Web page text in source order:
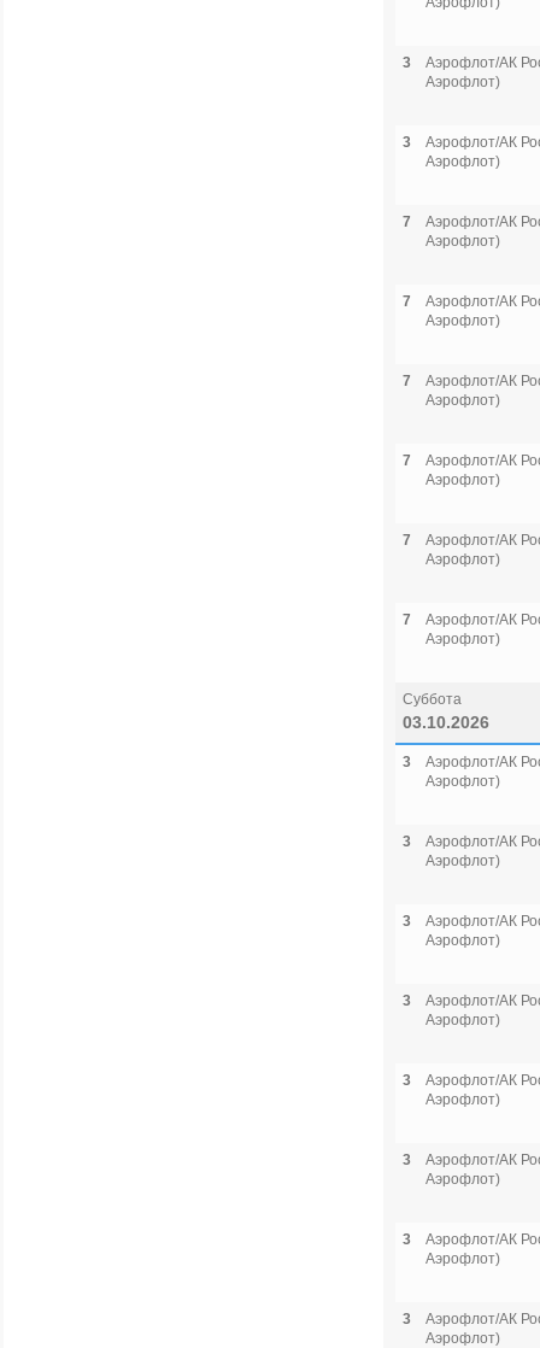
3
Аэрофлот/АК
Аэрофлот)
3
Аэрофлот/АК
Аэрофлот)
7
Аэрофлот/АК
Аэрофлот)
7
Аэрофлот/АК
Аэрофлот)
7
Аэрофлот/АК
Аэрофлот)
7
Аэрофлот/АК
Аэрофлот)
7
Аэрофлот/АК
Аэрофлот)
7
Аэрофлот/АК
Аэрофлот)
Суббота
03.10.2026
3
Аэрофлот/АК
Аэрофлот)
3
Аэрофлот/АК
Аэрофлот)
3
Аэрофлот/АК
Аэрофлот)
3
Аэрофлот/АК
Аэрофлот)
3
Аэрофлот/АК
Аэрофлот)
3
Аэрофлот/АК
Аэрофлот)
3
Аэрофлот/АК
Аэрофлот)
3
Аэрофлот/АК
Аэрофлот)